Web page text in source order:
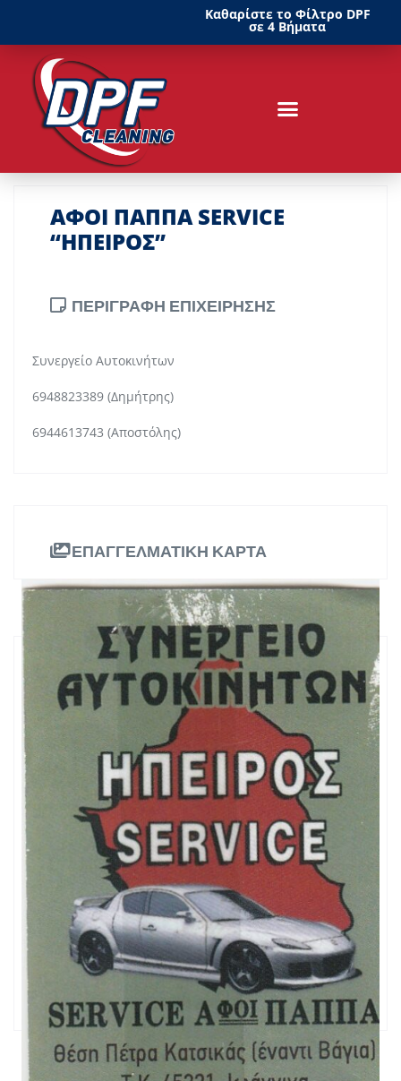
Καθαρίστε το Φίλτρο DPF
σε 4 Βήματα
ΑΦΟΙ ΠΑΠΠΑ SERVICE
“ΗΠΕΙΡΟΣ”
ΠΕΡΙΓΡΑΦΗ ΕΠΙΧΕΙΡΗΣΗΣ
Συνεργείο Αυτοκινήτων
6948823389 (Δημήτρης)
6944613743 (Αποστόλης)
ΕΠΑΓΓΕΛΜΑΤΙΚΗ ΚΑΡΤΑ
ΠΛΗΡΟΦΟΡΙΕΣ
Διεύθυνση:
Θέση Πέτρα Κατσικάς, Ιωάννινα
Περιφέρεια: Ήπειρος
Τηλ. Επικοινωνίας:
2651092046
Κινητό:
servicepappas@yahoo.gr
Website:
ΤΥΠΟΣ ΜΟΝΑΔΑΣ